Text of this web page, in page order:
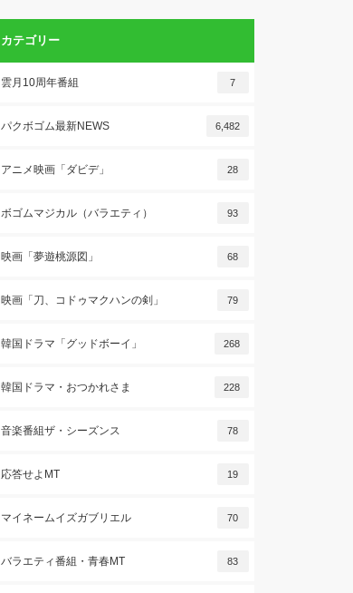
カテゴリー
雲月10周年番組 7
パクボゴム最新NEWS 6,482
アニメ映画「ダビデ」 28
ボゴムマジカル（バラエティ） 93
映画「夢遊桃源図」 68
映画「刀、コドゥマクハンの剣」 79
韓国ドラマ「グッドボーイ」 268
韓国ドラマ・おつかれさま 228
音楽番組ザ・シーズンス 78
応答せよMT 19
マイネームイズガブリエル 70
バラエティ番組・青春MT 83